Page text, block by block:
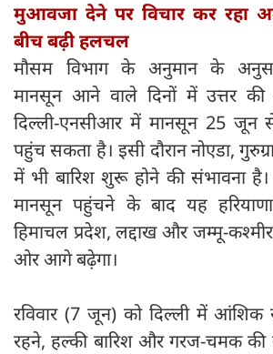
मुआवजा देने पर विचार कर रहा
बीच बढ़ी हलचल
मौसम विभाग के अनुमान के
मानसून आने वाले दिनों में उत्तर की
दिल्ली-एनसीआर में मानसून 25
पहुंच सकता है। इसी दौरान नोएडा,
में भी बारिश शुरू होने की संभावना है।
मानसून पहुंचने के बाद यह
हिमाचल प्रदेश, लद्दाख और जम्मू-
ओर आगे बढ़ेगा।
रविवार (7 जून) को दिल्ली में
रहने, हल्की बारिश और गरज-चमक की